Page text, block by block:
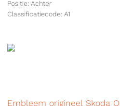
Positie: Achter
Classificatiecode: A1
Embleem origineel Skoda